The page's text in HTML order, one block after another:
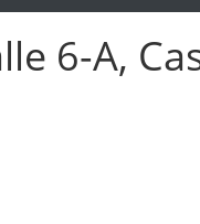
6-A,